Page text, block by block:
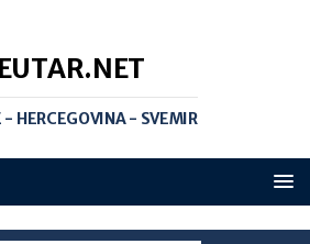
- HERCEGOVINA - SVEMIR